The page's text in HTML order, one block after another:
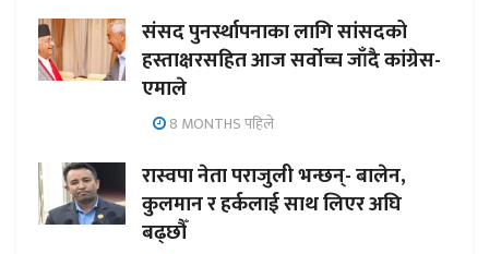
संसद पुनर्स्थापनाका लागि सांसदको
हस्ताक्षरसहित आज सर्वोच्च जाँदै कांग्रेस-
एमाले
8 MONTHS पहिले
रास्वपा नेता पराजुली भन्छन्- बालेन,
कुलमान र हर्कलाई साथ लिएर अघि
बढ्छौँ